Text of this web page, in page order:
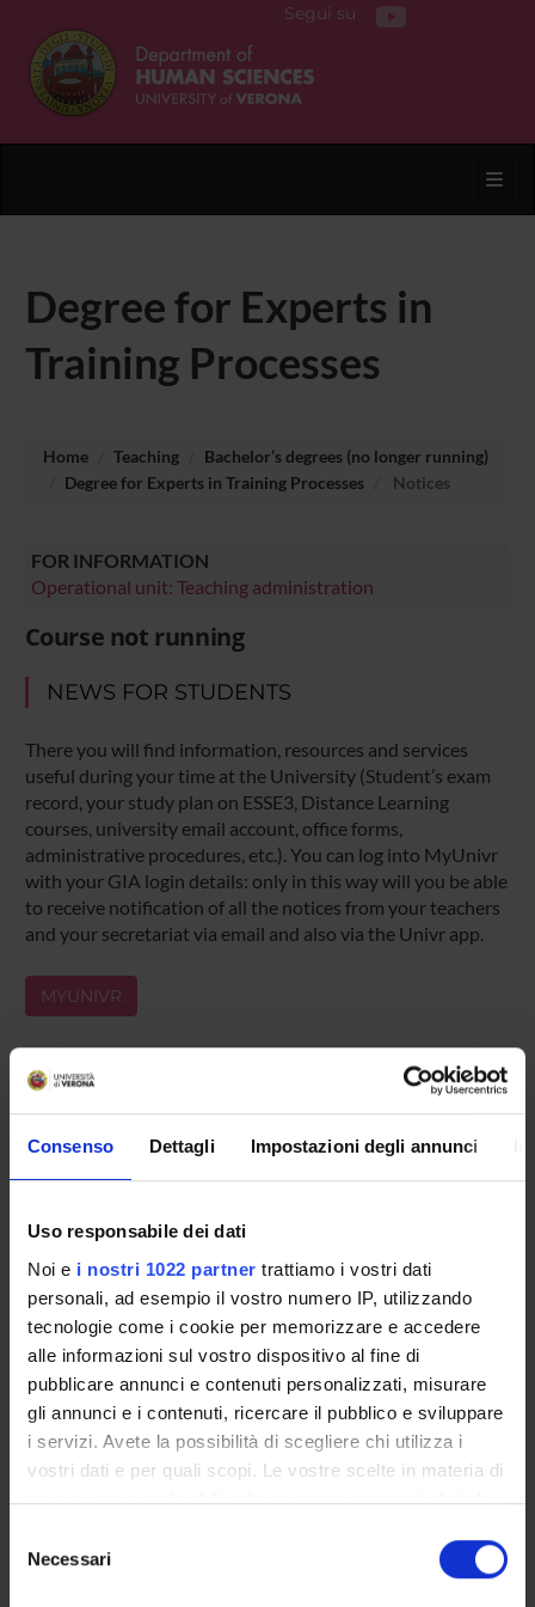
Consenso Dettagli Impostazioni degli annunci
Uso responsabile dei dati
Noi e i nostri 1022 partner trattiamo i vostri dati
personali, ad esempio il vostro numero IP, utilizzando
tecnologie come i cookie per memorizzare e accedere
alle informazioni sul vostro dispositivo al fine di
pubblicare annunci e contenuti personalizzati, misurare
gli annunci e i contenuti, ricercare il pubblico e sviluppare
i servizi. Avete la possibilità di scegliere chi utilizza i
vostri dati e per quali scopi. Le vostre scelte in materia di
privacy sono applicabili solo su questa proprietà digitale
modificare o revocare il proprio consenso in qualsiasi
momento dalla Dichiarazione sui cookie o facendo clic
delNecessari
Segui su
Degree for Experts in
Training Processes
Home Teaching
Bachelor’s degrees (no longer running)
Degree for Experts in Training Processes
Notices
FOR INFORMATION
Operational unit: Teaching administration
Course not running
NEWS FOR STUDENTS
There you will find information, resources and services
useful during your time at the University (Student’s exam
record, your study plan on ESSE3, Distance Learning
courses, university email account, office forms,
administrative procedures, etc.). You can log into MyUnivr
with your GIA login details: only in this way will you be able
to receive notification of all the notices from your teachers
and your secretariat via email and also via the Univr app.
MYUNIVR
Enrolment Policy
Courses
Academic Calendar
Lesson timetable
Degree Programme
Exam calendar
Notices
Thesis and internship proposals
Governing bodies
Faculty staff
Documents